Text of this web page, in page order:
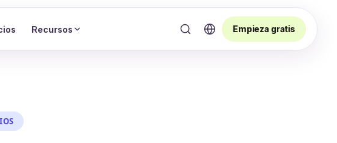
Recursos Empieza gratis